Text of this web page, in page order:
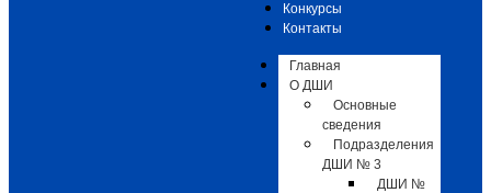
Конкурсы
Контакты
Главная
О ДШИ
Основные
сведения
Подразделения
ДШИ № 3
ДШИ №